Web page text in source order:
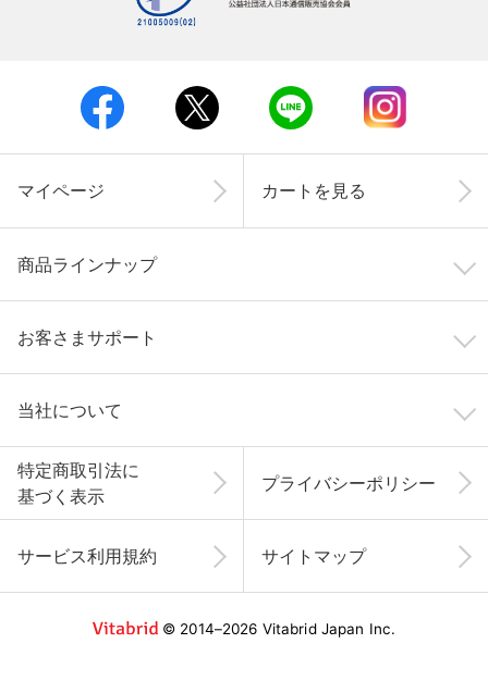
マイページ カートを見る
商品ラインナップ
お客さまサポート
当社について
特定商取引法に
基づく表示
プライバシーポリシー
サービス利用規約 サイトマップ
© 2014–2026 Vitabrid Japan Inc.